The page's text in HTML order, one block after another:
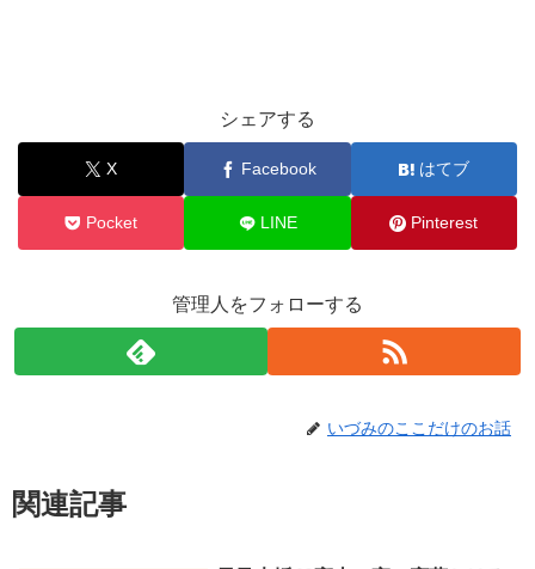
シェアする
X Facebook はてブ
Pocket LINE Pinterest
管理人をフォローする
いづみのここだけのお話
関連記事